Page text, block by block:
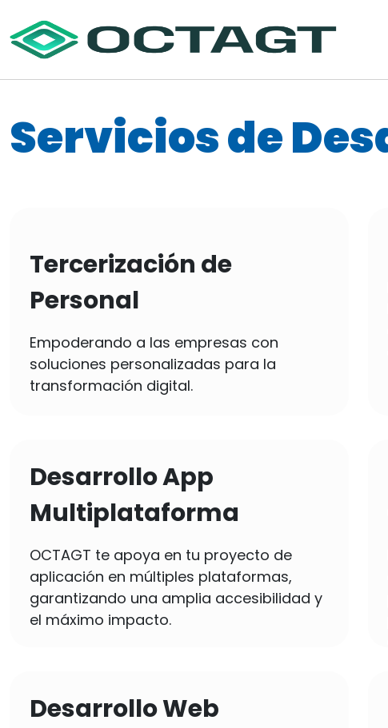
Servicios de
Tercerización de
Personal
Empoderando a las empresas con
soluciones personalizadas para la
transformación digital.
Desarrollo App
Multiplataforma
OCTAGT te apoya en tu proyecto de
aplicación en múltiples plataformas,
garantizando una amplia accesibilidad y
el máximo impacto.
Desarrollo Web